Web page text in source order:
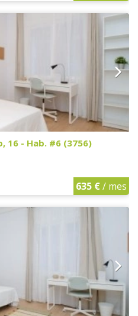
16 - Hab. #6 (3756)
635 €/ mes